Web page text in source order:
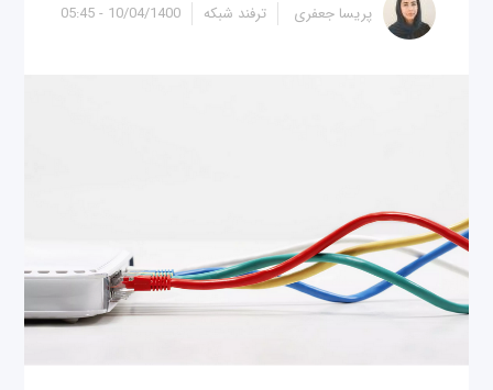
10/04/1400 - 05:45 پریسا جعفری ترفند شبکه